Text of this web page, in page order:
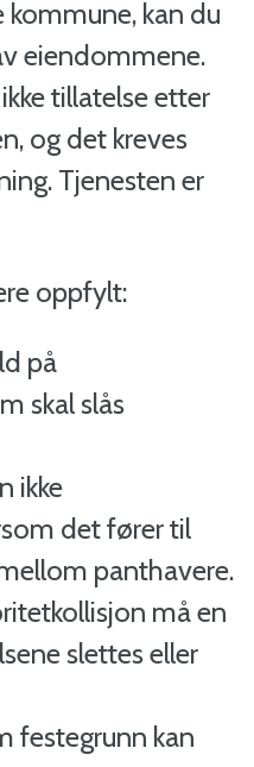
kan du
eiendommene.
tillatelse etter
og det kreves
Tjenesten er
oppfylt:
på
skal slås
ikke
det fører til
panthavere.
må en
slettes eller
festegrunn kan